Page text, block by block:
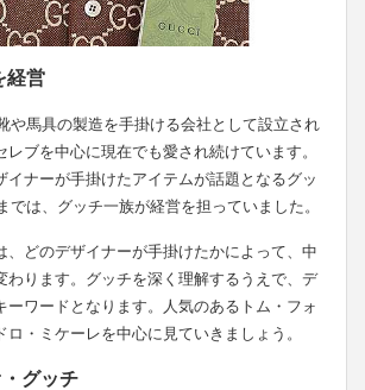
経営
や馬具の製造を手掛ける会社として設立され
レブを中心に現在でも愛され続けています。
イナーが手掛けたアイテムが話題となるグッ
では、グッチ一族が経営を担っていました。
、どのデザイナーが手掛けたかによって、中
わります。グッチを深く理解するうえで、デ
ーワードとなります。人気のあるトム・フォ
ロ・ミケーレを中心に見ていきましょう。
グッチ